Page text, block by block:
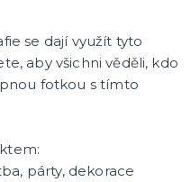
se dají využít tyto
aby všichni věděli, kdo
fotkou s tímto
párty, dekorace